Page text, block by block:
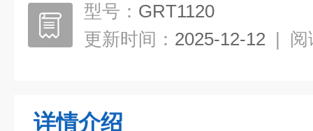
型号： GRT1120
更新时间： 2025-12-12 | 阅
详情介绍